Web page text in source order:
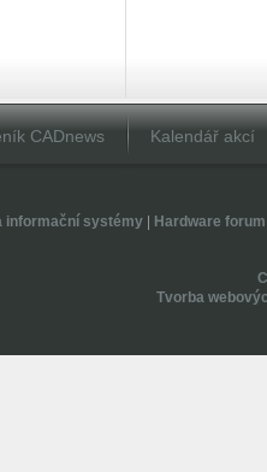
CADnews Kalendář akcí
informační systémy| Hardware forum
Tvorba